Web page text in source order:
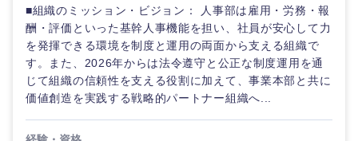
■組織のミッション・ビジョン： 人事部は雇用・労務・報
酬・評価といった基幹人事機能を担い、社員が安心して力
を発揮できる環境を制度と運用の両面から支える組織で
す。また、2026年からは法令遵守と公正な制度運用を通
じて組織の信頼性を支える役割に加えて、事業本部と共に
価値創造を実践する戦略的パートナー組織へ...